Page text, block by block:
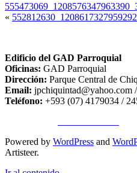
«
Edificio del GAD Parroquial
Oficinas: GAD Parroquial
Dirección: Parque Central de
Email: jpchiquintad@yahoo.com
Teléfono: +593 (07) 4179034 /
Powered by WordPress and
Artisteer.